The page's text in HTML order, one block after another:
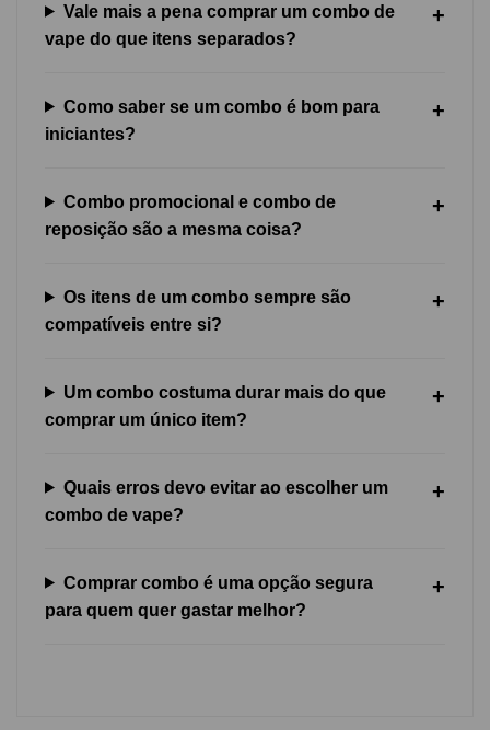
Vale mais a pena comprar um combo de
vape do que itens separados?
Como saber se um combo é bom para
iniciantes?
Combo promocional e combo de
reposição são a mesma coisa?
Os itens de um combo sempre são
compatíveis entre si?
Um combo costuma durar mais do que
comprar um único item?
Quais erros devo evitar ao escolher um
combo de vape?
Comprar combo é uma opção segura
para quem quer gastar melhor?